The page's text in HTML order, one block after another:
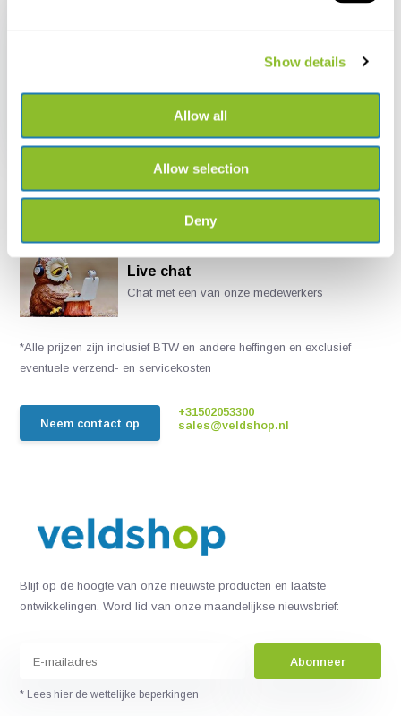
Show details
Allow all
Allow selection
Deny
Amphibians and
€ 44,80
Live chat
Chat met een van onze medewerkers
*Alle prijzen zijn inclusief BTW en andere heffingen en exclusief
eventuele verzend- en servicekosten
Neem contact op
+31502053300
sales@veldshop.nl
Blijf op de hoogte van onze nieuwste producten en laatste
ontwikkelingen. Word lid van onze maandelijkse nieuwsbrief:
Abonneer
* Lees hier de wettelijke beperkingen